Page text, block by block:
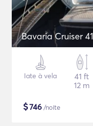
Bavaria Cruiser 41
Iate à vela
41 ft
12 m
$746 /noite